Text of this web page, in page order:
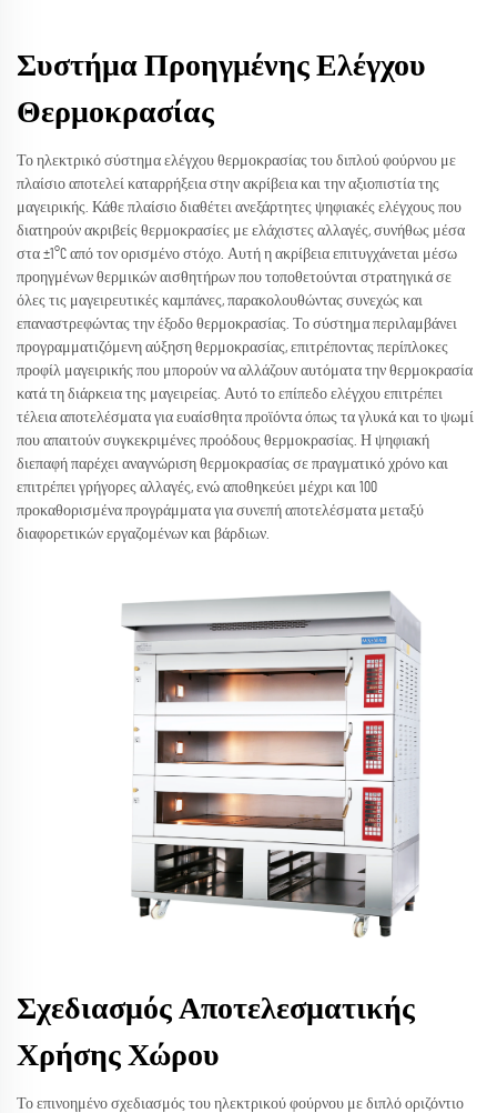
Συστήμα Προηγμένης Ελέγχου
Θερμοκρασίας
Το ηλεκτρικό σύστημα ελέγχου θερμοκρασίας του διπλού φούρνου με
πλαίσιο αποτελεί καταρρήξεια στην ακρίβεια και την αξιοπιστία της
μαγειρικής. Κάθε πλαίσιο διαθέτει ανεξάρτητες ψηφιακές ελέγχους που
διατηρούν ακριβείς θερμοκρασίες με ελάχιστες αλλαγές, συνήθως μέσα
στα ±1°C από τον ορισμένο στόχο. Αυτή η ακρίβεια επιτυγχάνεται μέσω
προηγμένων θερμικών αισθητήρων που τοποθετούνται στρατηγικά σε
όλες τις μαγειρευτικές καμπάνες, παρακολουθώντας συνεχώς και
επαναστρεφώντας την έξοδο θερμοκρασίας. Το σύστημα περιλαμβάνει
προγραμματιζόμενη αύξηση θερμοκρασίας, επιτρέποντας περίπλοκες
προφίλ μαγειρικής που μπορούν να αλλάζουν αυτόματα την θερμοκρασία
κατά τη διάρκεια της μαγειρείας. Αυτό το επίπεδο ελέγχου επιτρέπει
τέλεια αποτελέσματα για ευαίσθητα προϊόντα όπως τα γλυκά και το ψωμί
που απαιτούν συγκεκριμένες προόδους θερμοκρασίας. Η ψηφιακή
διεπαφή παρέχει αναγνώριση θερμοκρασίας σε πραγματικό χρόνο και
επιτρέπει γρήγορες αλλαγές, ενώ αποθηκεύει μέχρι και 100
προκαθορισμένα προγράμματα για συνεπή αποτελέσματα μεταξύ
διαφορετικών εργαζομένων και βάρδιων.
Σχεδιασμός Αποτελεσματικής
Χρήσης Χώρου
Το επινοημένο σχεδιασμός του ηλεκτρικού φούρνου με διπλό οριζόντιο